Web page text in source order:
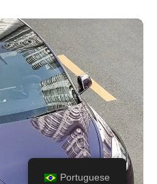
Portuguese